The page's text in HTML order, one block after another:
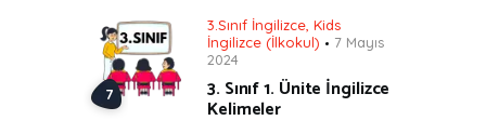
3.Sınıf İngilizce, Kids
İngilizce (İlkokul)
7 Mayıs
2024
3. Sınıf 1. Ünite İngilizce
Kelimeler